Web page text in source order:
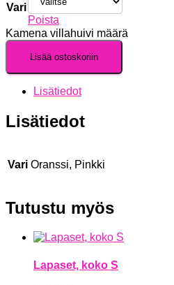
Vari
Poista
Kamena villahuivi määrä
Lisää ostoskoriin
Lisätiedot
Lisätiedot
Vari Oranssi, Pinkki
Tutustu myös
Lapaset, koko S